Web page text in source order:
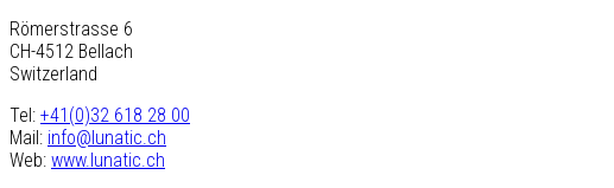
Römerstrasse 6
CH-4512 Bellach
Switzerland
Tel: +41(0)32 618 28 00
Mail: info@lunatic.ch
Web: www.lunatic.ch